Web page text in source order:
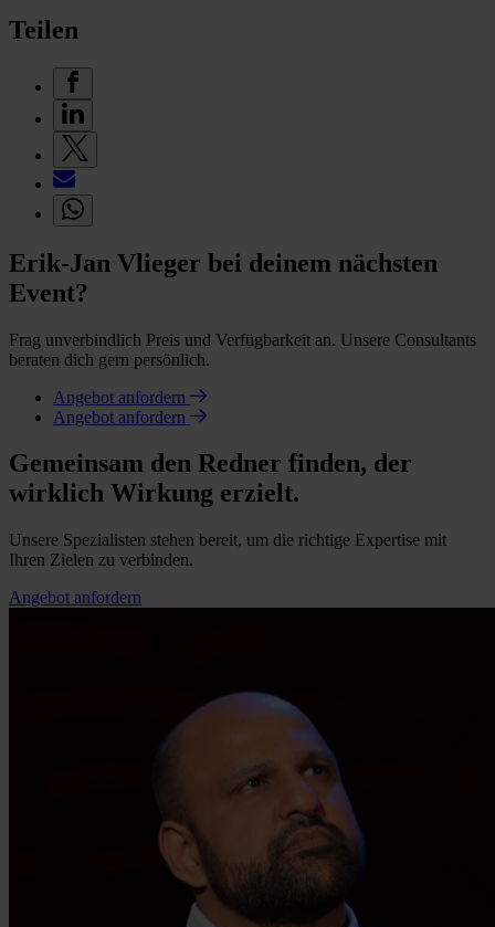
Teilen
Erik-Jan Vlieger bei deinem nächsten
Event?
Frag unverbindlich Preis und Verfügbarkeit an. Unsere Consultants
beraten dich gern persönlich.
Angebot anfordern
Angebot anfordern
Gemeinsam den Redner finden, der
wirklich Wirkung erzielt.
Unsere Spezialisten stehen bereit, um die richtige Expertise mit
Ihren Zielen zu verbinden.
Angebot anfordern